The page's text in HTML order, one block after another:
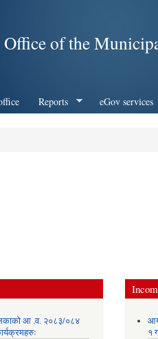
content
of the
Reports eGov services
आ .व. २०८३/०८४
१